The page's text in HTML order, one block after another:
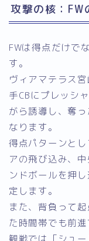
攻撃の核：FW
FWは得点だけで
す。
ヴィアマテラス
手CBにプレッシ
がら誘導し、奪
なります。
得点パターンと
アの飛び込み、
ンドボールを押
定します。
また、背負って
た時間帯でも前